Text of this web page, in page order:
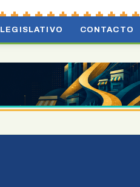
LEGISLATIVO CONTACTO